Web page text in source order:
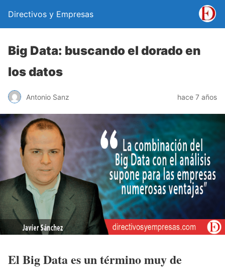
Directivos y Empresas
Big Data: buscando el dorado en
los datos
Antonio Sanz hace 7 años
El Big Data es un término muy de